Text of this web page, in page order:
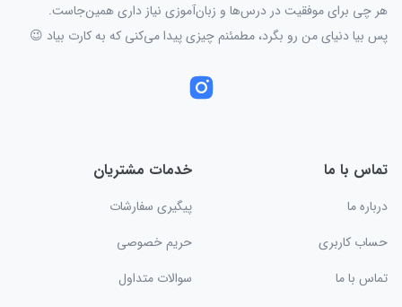
هر چی برای موفقیت در درس‌ها و زبان‌آموزی نیاز داری همین‌جاست.
پس بیا دنیای من رو بگرد، مطمئنم چیزی پیدا می‌کنی که به کارت بیاد 😉
تماس با ما
درباره ما
حساب کاربری
تماس با ما
خدمات مشتریان
پیگیری سفارشات
حریم خصوصی
سوالات متداول